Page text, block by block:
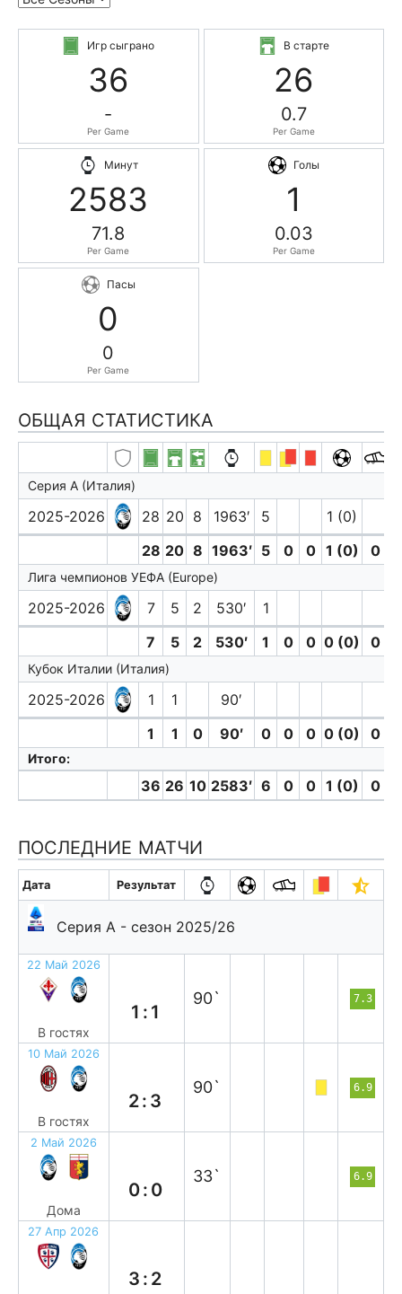
Игр сыграно
36
-
Per Game
В старте
26
0.7
Per Game
Минут
2583
71.8
Per Game
Голы
1
0.03
Per Game
Пасы
0
0
Per Game
ОБЩАЯ СТАТИСТИКА
Серия А (Италия)
2025-2026 28 20 8 1963′ 5 1 (0)
28 20 8 1963′ 5 0 0 1 (0) 0
Лига чемпионов УЕФА (Europe)
2025-2026 7 5 2 530′
1
7
5 2 530′ 1 0 0 0 (0) 0
Кубок Италии (Италия)
2025-2026 1 1
90′
1
1 0 90′ 0 0 0 0 (0) 0
Итого:
36 26 10 2583′ 6 0 0 1 (0) 0
ПОСЛЕДНИЕ МАТЧИ
Дата Результат
Серия А - сезон 2025/26
22 Май 2026
В гостях
1:1
90` 7.3
10 Май 2026
В гостях
2:3
90` 6.9
2 Май 2026
Дома
0:0
33` 6.9
27 Апр 2026
3:2